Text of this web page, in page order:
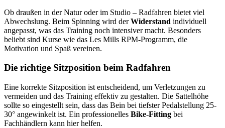
Ob draußen in der Natur oder im Studio – Radfahren bietet viel
Abwechslung. Beim Spinning wird derWiderstand individuell
angepasst, was das Training noch intensiver macht. Besonders
beliebt sind Kurse wie das Les Mills RPM-Programm, die
Motivation und Spaß vereinen.
Die richtige Sitzposition beim Radfahren
Eine korrekte Sitzposition ist entscheidend, um Verletzungen zu
vermeiden und das Training effektiv zu gestalten. Die Sattelhöhe
sollte so eingestellt sein, dass das Bein bei tiefster Pedalstellung 25-
30° angewinkelt ist. Ein professionelles Bike-Fitting bei
Fachhändlern kann hier helfen.